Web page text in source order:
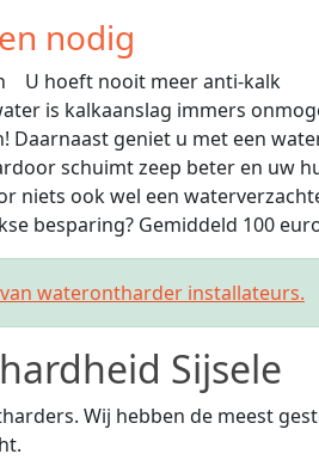
nodig
U hoeft nooit meer anti-kalk
is kalkaanslag immers
Daarnaast geniet u met een
schuimt zeep beter en uw
niets ook wel een
besparing? Gemiddeld 100
waterontharder installateurs.
Sijsele
Wij hebben de meest